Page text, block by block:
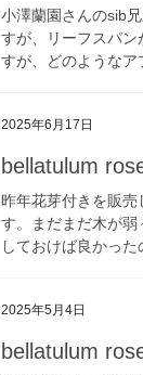
小澤蘭園さんのsib
すが、リーフスパ
すが、どのような
2025年6月17日
bellatulum
昨年花芽付きを販
す。まだまだ木が
しておけば良かっ
2025年5月4日
bellatulum